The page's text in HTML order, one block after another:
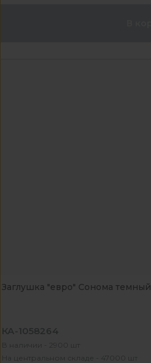
Заглушка "евро" Сонома темный
КА-1058264
В наличии - 2900 шт
На центральном складе - 47000 шт